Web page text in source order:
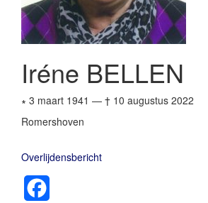
Iréne BELLEN
∗ 3 maart 1941 — † 10 augustus 2022
Romershoven
Overlijdensbericht